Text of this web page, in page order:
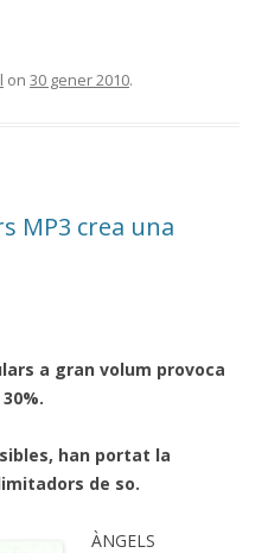
on 30 gener 2010.
MP3 crea una
a gran volum provoca
han portat la
de so.
ÀNGELS